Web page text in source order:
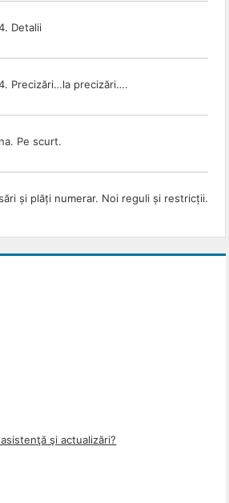
Detalii
Precizări…la precizări….
Pe scurt.
și plăți numerar. Noi reguli și restricții.
şi actualizări?